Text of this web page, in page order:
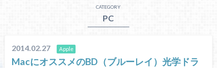
CATEGORY
PC
2014.02.27 Apple
MacにオススメのBD（ブルーレイ）光学ドラ